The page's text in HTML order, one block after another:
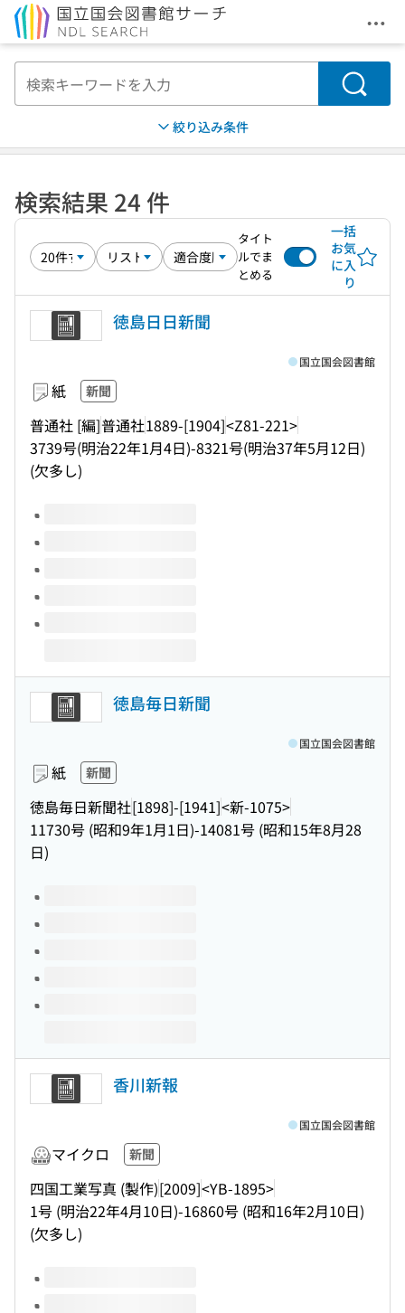
メ
検索
絞り込み条件
検索結果 24 件
タイト
ルでま
とめる
一括
お気
に入
り
徳島日日新聞
紙 新聞
普通社 [編]普通社1889-[1904]<Z81-221>
3739号(明治22年1月4日)-8321号(明治37年5月12日)
(欠多し)
国立国会図書館
このタイトルの巻号
徳島毎日新聞
紙 新聞
徳島毎日新聞社[1898]-[1941]<新-1075>
11730号 (昭和9年1月1日)-14081号 (昭和15年8月28
日)
国立国会図書館
このタイトルの巻号
香川新報
マイクロ 新聞
四国工業写真 (製作)[2009]<YB-1895>
1号 (明治22年4月10日)-16860号 (昭和16年2月10日)
(欠多し)
国立国会図書館
このタイトルの巻号